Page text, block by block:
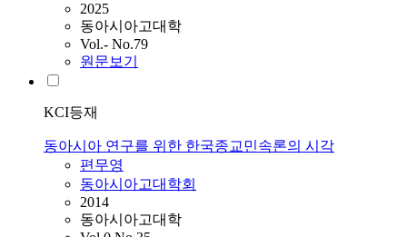
2025
동아시아고대학
Vol.- No.79
원문보기
KCI등재
동아시아 연구를 위한 한국종교민속론의 시각
편무영
동아시아고대학회
2014
동아시아고대학